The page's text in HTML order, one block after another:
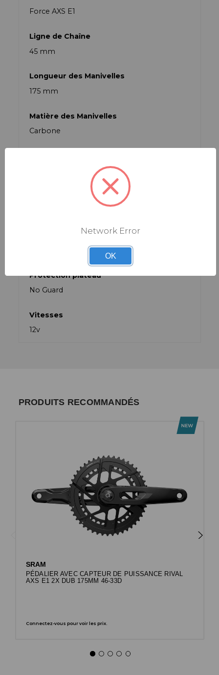
Force AXS E1
Ligne de Chaîne
45 mm
Longueur des Manivelles
175 mm
Matière des Manivelles
Carbone
Montage des Plateaux
Position du capteur de puissance
Protection plateau
No Guard
Vitesses
12v
PRODUITS RECOMMANDÉS
SRAM
PÉDALIER AVEC CAPTEUR DE PUISSANCE RIVAL
AXS E1 2X DUB 175MM 46-33D
Connectez-vous pour voir les prix.
Network Error
OK